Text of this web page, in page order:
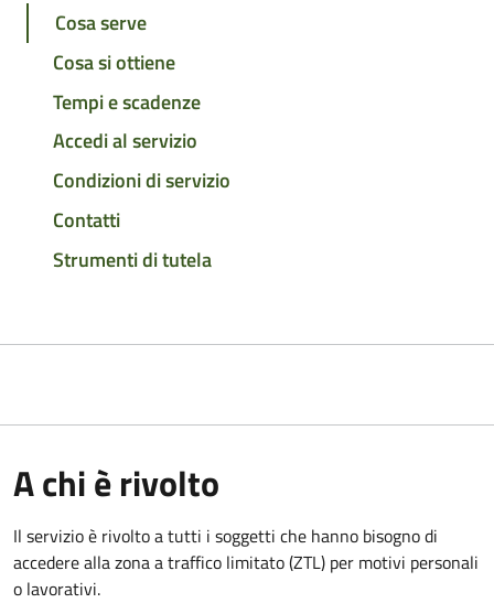
Cosa serve
Cosa si ottiene
Tempi e scadenze
Accedi al servizio
Condizioni di servizio
Contatti
Strumenti di tutela
A chi è rivolto
Il servizio è rivolto a tutti i soggetti che hanno bisogno di
accedere alla zona a traffico limitato (ZTL) per motivi personali
o lavorativi.